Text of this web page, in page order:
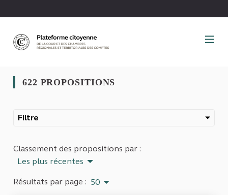
622 PROPOSITIONS
Filtre
Classement des propositions par :
Les plus récentes
Résultats par page : 50